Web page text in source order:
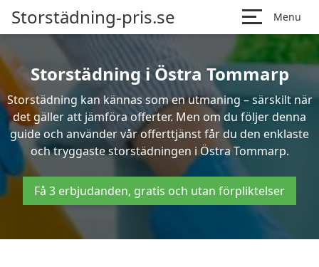
Storstädning-pris.se Menu
Storstädning i Östra Tommarp
Storstädning kan kännas som en utmaning – särskilt när
det gäller att jämföra offerter. Men om du följer denna
guide och använder vår offerttjänst får du den enklaste
och tryggaste storstädningen i Östra Tommarp.
Få 3 erbjudanden, gratis och utan förpliktelser